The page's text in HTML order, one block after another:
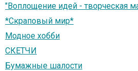
"Воплощение идей - творческая
*Скраповый мир*
Модное хобби
СКЕТЧИ
Бумажные шалости